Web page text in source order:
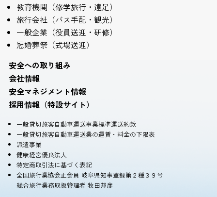
教育機関（修学旅行・遠足）
旅行会社（バス手配・観光）
一般企業（役員送迎・研修）
冠婚葬祭（式場送迎）
安全への取り組み
会社情報
安全マネジメント情報
採用情報（特設サイト）
一般貸切旅客自動車運送事業標準運送約款
一般貸切旅客自動車運送業の運賃・料金の下限表
派遣事業
健康経営優良法人
特定商取引法に基づく表記
全国旅行業協会正会員 岐阜県知事登録第２種３９号
総合旅行業務取扱管理者 牧田邦彦